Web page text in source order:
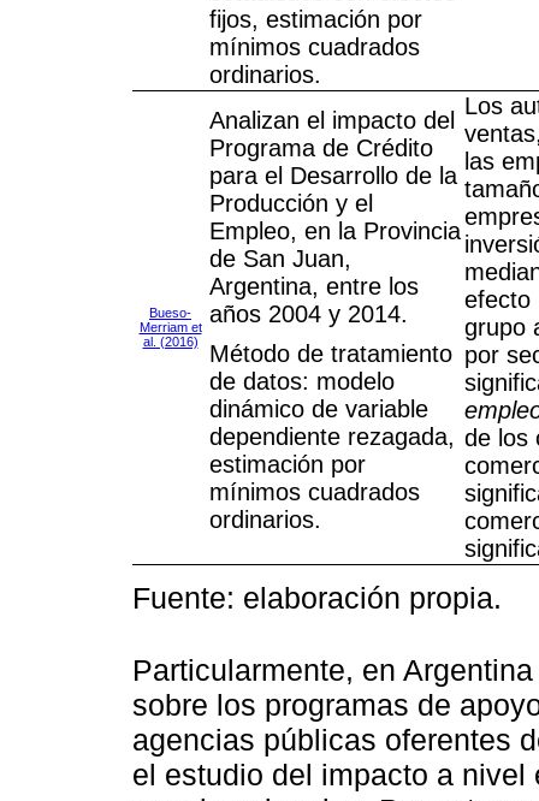
fijos, estimación por
mínimos cuadrados
ordinarios.
Bueso-
Merriam et
al. (2016)
Analizan el impacto del
Programa de Crédito
para el Desarrollo de la
Producción y el
Empleo, en la Provincia
de San Juan,
Argentina, entre los
años 2004 y 2014.
Método de tratamiento
de datos: modelo
dinámico de variable
dependiente rezagada,
estimación por
mínimos cuadrados
ordinarios.
Los
las
efecto
grupo
por
de los
Fuente: elaboración propia.
Particularmente, en
sobre los programas de
agencias públicas oferentes
el estudio del impacto a